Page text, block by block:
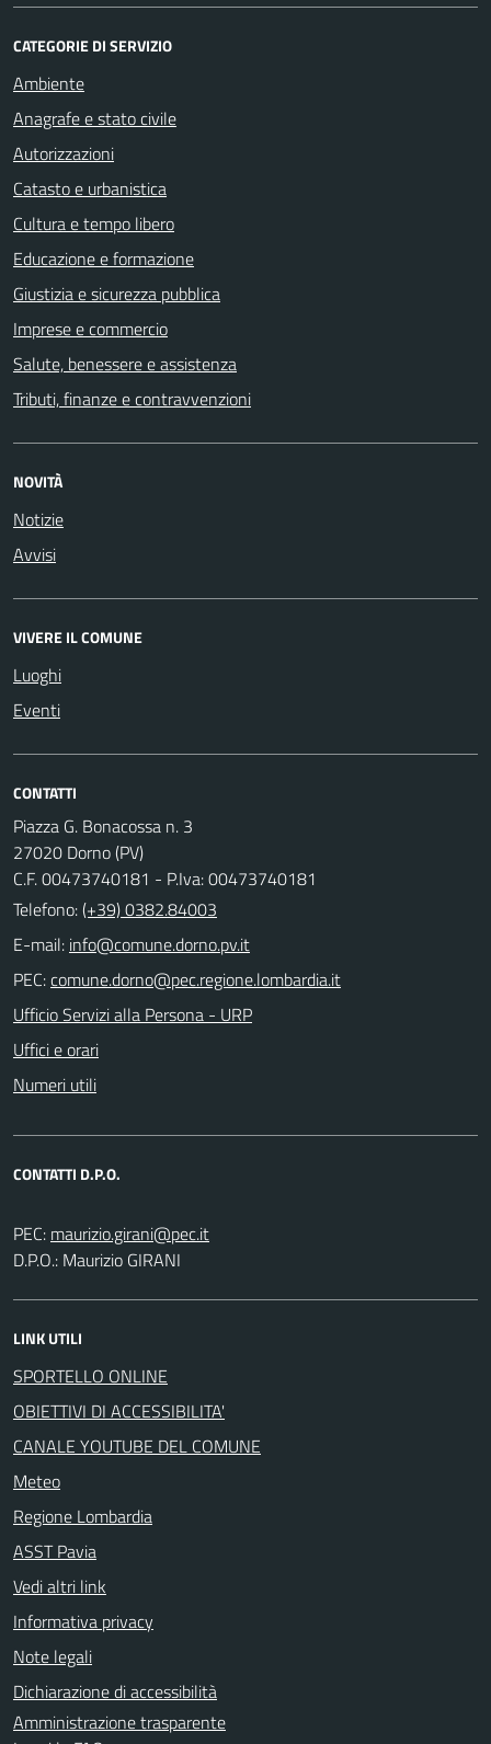
CATEGORIE DI SERVIZIO
Ambiente
Anagrafe e stato civile
Autorizzazioni
Catasto e urbanistica
Cultura e tempo libero
Educazione e formazione
Giustizia e sicurezza pubblica
Imprese e commercio
Salute, benessere e assistenza
Tributi, finanze e contravvenzioni
NOVITÀ
Notizie
Avvisi
VIVERE IL COMUNE
Luoghi
Eventi
CONTATTI
Piazza G. Bonacossa n. 3
27020 Dorno (PV)
C.F. 00473740181 - P.Iva: 00473740181
Telefono:(+39) 0382.84003
E-mail:
PEC:
Ufficio Servizi alla Persona - URP
Uffici e orari
Numeri utili
CONTATTI D.P.O.
PEC:
D.P.O.: Maurizio GIRANI
LINK UTILI
SPORTELLO ONLINE
OBIETTIVI DI ACCESSIBILITA'
CANALE YOUTUBE DEL COMUNE
Meteo
Regione Lombardia
ASST Pavia
Vedi altri link
Informativa privacy
Note legali
Dichiarazione di accessibilità
Amministrazione trasparente